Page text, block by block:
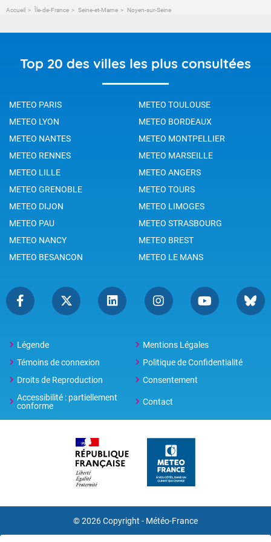
Accueil Île-de-France Seine-et-Marne Noyen-sur-Seine
Top 20 des villes les plus consultées
METEO PARIS
METEO TOULOUSE
METEO LYON
METEO BORDEAUX
METEO NANTES
METEO MONTPELLIER
METEO RENNES
METEO MARSEILLE
METEO LILLE
METEO ANGERS
METEO GRENOBLE
METEO TOURS
METEO DIJON
METEO LIMOGES
METEO PAU
METEO STRASBOURG
METEO NANCY
METEO BREST
METEO BESANCON
METEO LE MANS
Légende
Mentions Légales
Témoins de connexion
Politique de Confidentialité
Droits de Reproduction
Consentement
Accessibilité : partiellement
conforme
Contact
© 2026 Copyright - Météo-France